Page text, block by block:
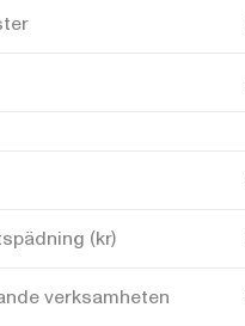
(kr)
verksamheten